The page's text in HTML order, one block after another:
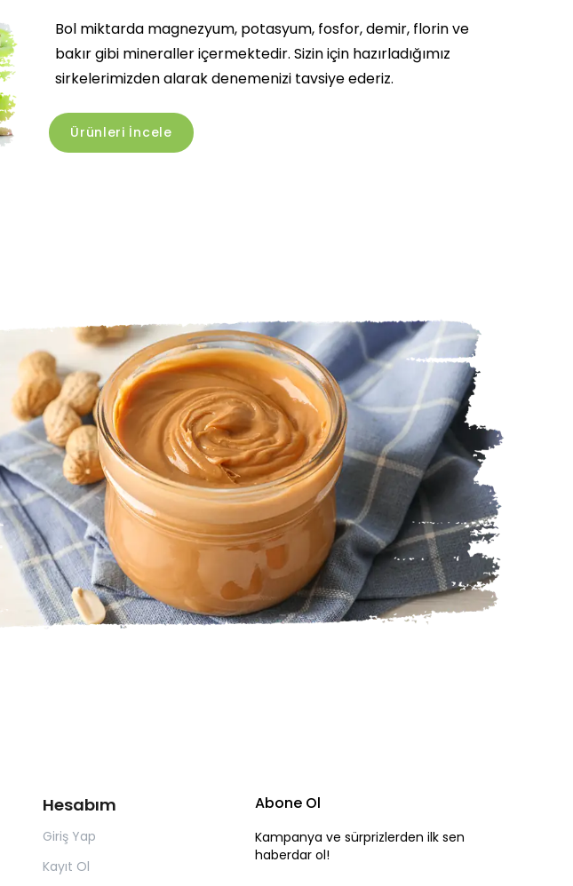
Bol miktarda magnezyum, potasyum, fosfor, demir, florin ve
bakır gibi mineraller içermektedir. Sizin için hazırladığımız
sirkelerimizden alarak denemenizi tavsiye ederiz.
Ürünleri İncele
Hesabım
Giriş Yap
Kayıt Ol
Abone Ol
Kampanya ve sürprizlerden ilk sen
haberdar ol!